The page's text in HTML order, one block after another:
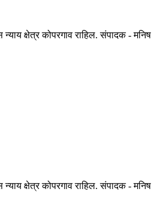
क्षेत्र कोपरगाव राहिल. संपादक - मनिष
क्षेत्र कोपरगाव राहिल. संपादक - मनिष